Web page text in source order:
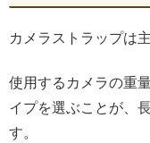
カメラストラップは
使用するカメラの重
イプを選ぶことが、
す。